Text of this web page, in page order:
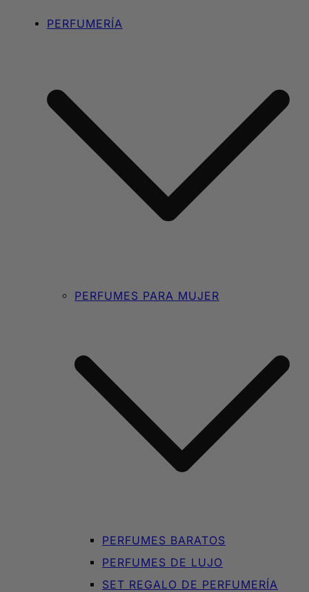
PERFUMERÍA
PERFUMES PARA MUJER
PERFUMES BARATOS
PERFUMES DE LUJO
SET REGALO DE PERFUMERÍA